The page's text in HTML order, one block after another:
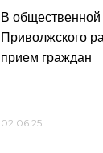
В
Приволжского
прием граждан
02.06.25